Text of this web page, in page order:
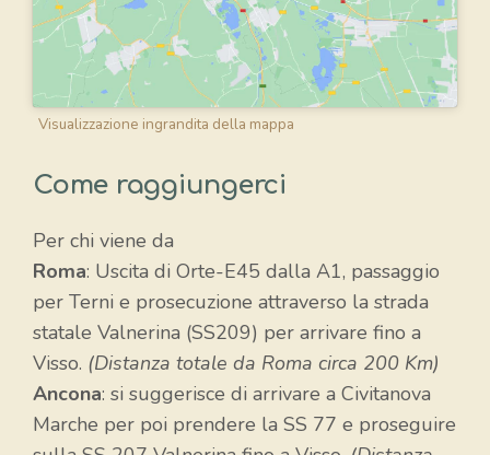
Visualizzazione ingrandita della mappa
Come raggiungerci
Per chi viene da
Roma: Uscita di Orte-E45 dalla A1, passaggio
per Terni e prosecuzione attraverso la strada
statale Valnerina (SS209) per arrivare fino a
Visso. (Distanza totale da Roma circa 200 Km)
Ancona: si suggerisce di arrivare a Civitanova
Marche per poi prendere la SS 77 e proseguire